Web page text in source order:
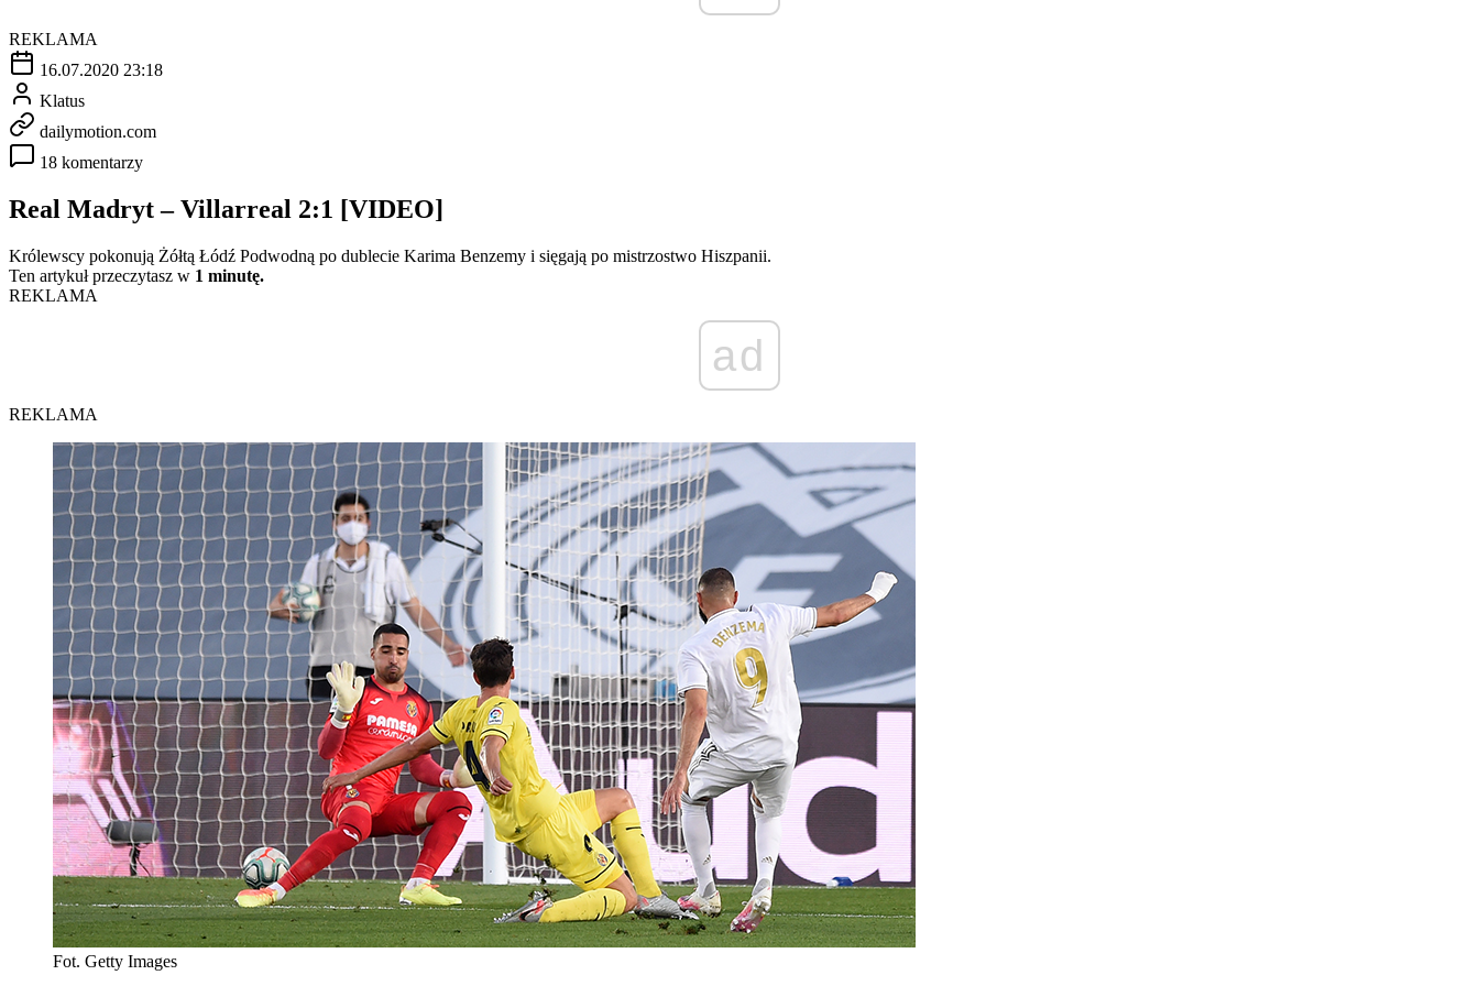
REKLAMA
16.07.2020 23:18
Klatus
dailymotion.com
18 komentarzy
Real Madryt – Villarreal 2:1 [VIDEO]
Królewscy pokonują Żółtą Łódź Podwodną po dublecie Karima Benzemy i sięgają po mistrzostwo Hiszpanii.
Ten artykuł przeczytasz w 1 minutę.
REKLAMA
ad
REKLAMA
Fot. Getty Images